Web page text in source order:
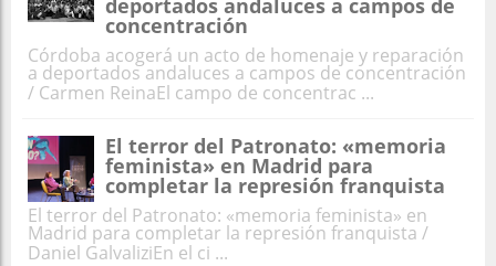
concentración
Córdoba acogerá un acto de homenaje y reparación
a deportados andaluces a campos de concentración
/ Carmen ReinaEl campo de concentrac ...
El terror del Patronato: «memoria
feminista» en Madrid para
completar la represión franquista
El terror del Patronato: «memoria feminista» en
Madrid para completar la represión franquista /
Daniel GalvaliziEn el ci ...